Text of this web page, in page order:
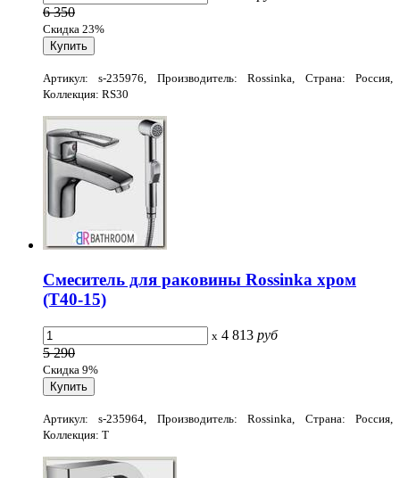
6 350
Скидка 23%
Артикул: s-235976, Производитель: Rossinka, Страна: Россия,
Коллекция: RS30
Смеситель для раковины Rossinka хром
(T40-15)
x 4 813 руб
5 290
Скидка 9%
Артикул: s-235964, Производитель: Rossinka, Страна: Россия,
Коллекция: T